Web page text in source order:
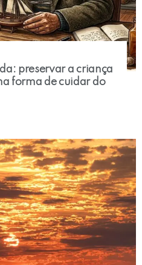
preservar a criança
forma de cuidar do